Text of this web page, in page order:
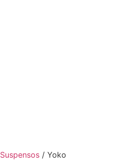
Suspensos / Yoko